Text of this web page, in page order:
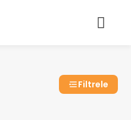
Filtrele